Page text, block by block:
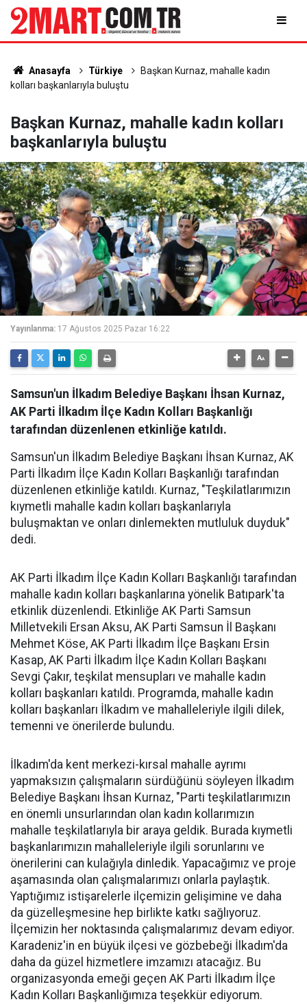
Anasayfa Türkiye
Başkan Kurnaz, mahalle kadın
kolları başkanlarıyla buluştu
Başkan Kurnaz, mahalle kadın kolları
başkanlarıyla buluştu
Yayınlanma: 17 Ağustos 2025 Pazar 16:22
Samsun'un İlkadım Belediye Başkanı İhsan Kurnaz,
AK Parti İlkadım İlçe Kadın Kolları Başkanlığı
tarafından düzenlenen etkinliğe katıldı.
Samsun'un İlkadım Belediye Başkanı İhsan Kurnaz, AK
Parti İlkadım İlçe Kadın Kolları Başkanlığı tarafından
düzenlenen etkinliğe katıldı. Kurnaz, "Teşkilatlarımızın
kıymetli mahalle kadın kolları başkanlarıyla
buluşmaktan ve onları dinlemekten mutluluk duyduk"
dedi.
AK Parti İlkadım İlçe Kadın Kolları Başkanlığı tarafından
mahalle kadın kolları başkanlarına yönelik Batıpark'ta
etkinlik düzenlendi. Etkinliğe AK Parti Samsun
Milletvekili Ersan Aksu, AK Parti Samsun İl Başkanı
Mehmet Köse, AK Parti İlkadım İlçe Başkanı Ersin
Kasap, AK Parti İlkadım İlçe Kadın Kolları Başkanı
Sevgi Çakır, teşkilat mensupları ve mahalle kadın
kolları başkanları katıldı. Programda, mahalle kadın
kolları başkanları İlkadım ve mahalleleriyle ilgili dilek,
temenni ve önerilerde bulundu.
İlkadım'da kent merkezi-kırsal mahalle ayrımı
yapmaksızın çalışmaların sürdüğünü söyleyen İlkadım
Belediye Başkanı İhsan Kurnaz, "Parti teşkilatlarımızın
en önemli unsurlarından olan kadın kollarımızın
mahalle teşkilatlarıyla bir araya geldik. Burada kıymetli
başkanlarımızın mahalleleriyle ilgili sorunlarını ve
önerilerini can kulağıyla dinledik. Yapacağımız ve proje
aşamasında olan çalışmalarımızı onlarla paylaştık.
Yaptığımız istişarelerle ilçemizin gelişimine ve daha
da güzelleşmesine hep birlikte katkı sağlıyoruz.
İlçemizin her noktasında çalışmalarımız devam ediyor.
Karadeniz'in en büyük ilçesi ve gözbebeği İlkadım'da
daha da güzel hizmetlere imzamızı atacağız. Bu
organizasyonda emeği geçen AK Parti İlkadım İlçe
Kadın Kolları Başkanlığımıza teşekkür ediyorum.